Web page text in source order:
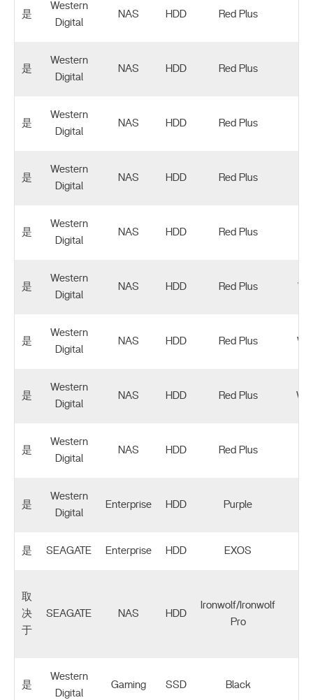
是
Western
Digital
NAS HDD Red Plus
是
Western
Digital
NAS HDD Red Plus
是
Western
Digital
NAS HDD Red Plus
是
Western
Digital
NAS HDD Red Plus
是
Western
Digital
NAS HDD Red Plus
是
Western
Digital
NAS HDD Red Plus
是
Western
Digital
NAS HDD Red Plus
是
Western
Digital
NAS HDD Red Plus
是
Western
Digital
NAS HDD Red Plus
是
Western
Digital
Enterprise HDD Purple
是 SEAGATE Enterprise HDD EXOS
取
决
于
SEAGATE NAS HDD
Ironwolf/Ironwolf
Pro
是
Western
Digital
Gaming SSD Black